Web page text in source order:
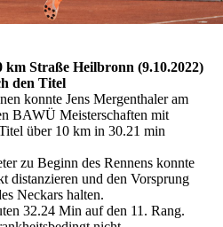
Straße Heilbronn (9.10.2022)
den Titel
konnte Jens Mergenthaler am
BAWÜ Meisterschaften mit
über 10 km in 30.21 min
zu Beginn des Rennens konnte
distanzieren und den Vorsprung
Neckars halten.
32.24 Min auf den 11. Rang.